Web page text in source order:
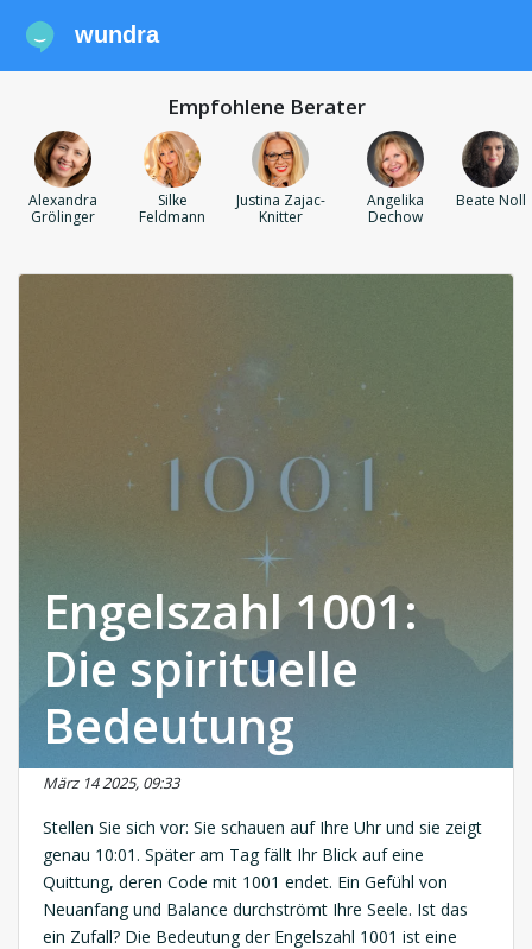
wundra
Empfohlene Berater
Alexandra
Grölinger
Silke
Feldmann
Justina Zajac-
Knitter
Angelika
Dechow
Beate Noll
Engelszahl 1001:
Die spirituelle
Bedeutung
März 14 2025, 09:33
Stellen Sie sich vor: Sie schauen auf Ihre Uhr und sie zeigt
genau 10:01. Später am Tag fällt Ihr Blick auf eine
Quittung, deren Code mit 1001 endet. Ein Gefühl von
Neuanfang und Balance durchströmt Ihre Seele. Ist das
ein Zufall? Die Bedeutung der Engelszahl 1001 ist eine